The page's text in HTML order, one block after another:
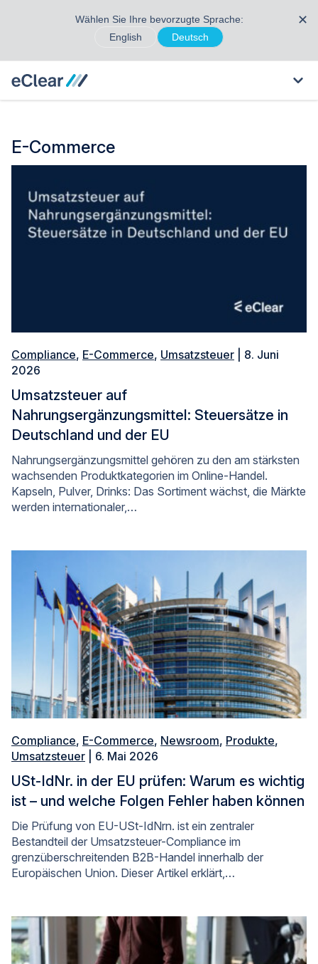
Wählen Sie Ihre bevorzugte Sprache:
English
Deutsch
✕
E-Commerce
Compliance, E-Commerce, Umsatzsteuer | 8. Juni
2026
Umsatzsteuer auf
Nahrungsergänzungsmittel: Steuersätze in
Deutschland und der EU
Nahrungsergänzungsmittel gehören zu den am stärksten
wachsenden Produktkategorien im Online-Handel.
Kapseln, Pulver, Drinks: Das Sortiment wächst, die Märkte
werden internationaler,…
Compliance, E-Commerce, Newsroom, Produkte,
Umsatzsteuer | 6. Mai 2026
USt-IdNr. in der EU prüfen: Warum es wichtig
ist – und welche Folgen Fehler haben können
Die Prüfung von EU-USt-IdNrn. ist ein zentraler
Bestandteil der Umsatzsteuer-Compliance im
grenzüberschreitenden B2B-Handel innerhalb der
Europäischen Union. Dieser Artikel erklärt,…